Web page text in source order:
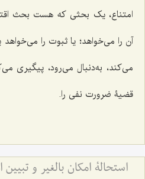
امتناع، یک بحثی که هست بحث
آن را می‌خواهد؛ یا ثبوت را
می‌کند، به‌دنبال می‌رود، پیگیری
قضیۀ ضرورت نفی را.